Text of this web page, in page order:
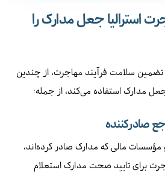
استرالیا جعل مدارک را
تضمین سلامت فرآیند مهاجرت، از چندین
مدارک استفاده می‌کند، از جمله:
صادرکننده
و مؤسسات مالی که مدارک صادر کرده‌اند،
برای تایید صحت مدارک استعلام